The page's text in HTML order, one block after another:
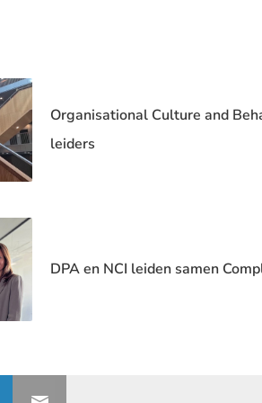
Organisational Culture and
leiders
DPA en NCI leiden samen